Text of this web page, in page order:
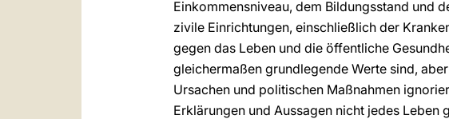
Einkommensniveau, dem Bildungsstand und
zivile Einrichtungen, einschließlich der
gegen das Leben und die öffentliche
gleichermaßen grundlegende Werte sind,
Ursachen und politischen Maßnahmen
Erklärungen und Aussagen nicht jedes